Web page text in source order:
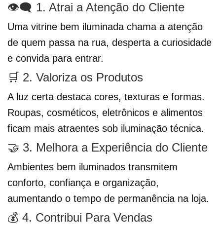
👁️‍🗨️ 1. Atrai a Atenção do Cliente
Uma vitrine bem iluminada chama a atenção
de quem passa na rua, desperta a curiosidade
e convida para entrar.
🛒 2. Valoriza os Produtos
A luz certa destaca cores, texturas e formas.
Roupas, cosméticos, eletrônicos e alimentos
ficam mais atraentes sob iluminação técnica.
🤝 3. Melhora a Experiência do Cliente
Ambientes bem iluminados transmitem
conforto, confiança e organização,
aumentando o tempo de permanência na loja.
💰 4. Contribui Para Vendas